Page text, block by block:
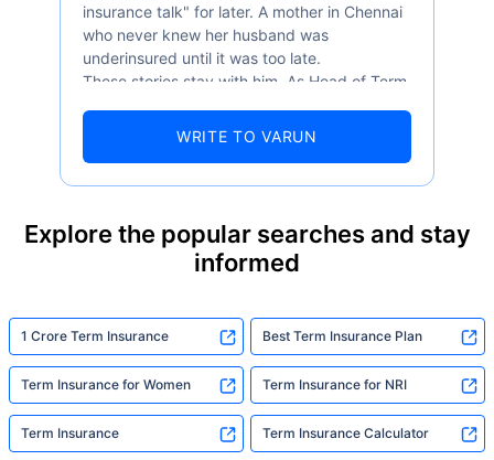
insurance talk" for later. A mother in Chennai
who never knew her husband was
underinsured until it was too late.
These stories stay with him. As Head of Term
numbers well — 52.4% of Indians are aware
statistic, he sees a family that just needed
someone to sit with them, explain it simply,
built to do. In his words, "Most people aren't
avoiding protection — they're just waiting for
someone to make it easy. That's what we're
here for."
WRITE TO VARUN
Explore the popular searches and stay
informed
1 Crore Term Insurance Best Term Insurance Plan
Term Insurance for Women Term Insurance for NRI
Term Insurance Term Insurance Calculator